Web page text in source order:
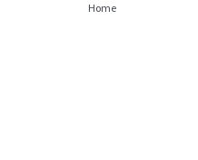
Home